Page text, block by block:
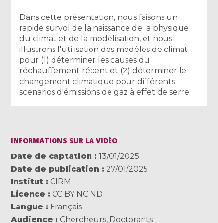
Dans cette présentation, nous faisons un
rapide survol de la naissance de la physique
du climat et de la modélisation, et nous
illustrons l'utilisation des modèles de climat
pour (1) déterminer les causes du
réchauffement récent et (2) déterminer le
changement climatique pour différents
scenarios d'émissions de gaz à effet de serre.
INFORMATIONS SUR LA VIDÉO
Date de captation
13/01/2025
Date de publication
27/01/2025
Institut
CIRM
Licence
CC BY NC ND
Langue
Français
Audience
Chercheurs, Doctorants